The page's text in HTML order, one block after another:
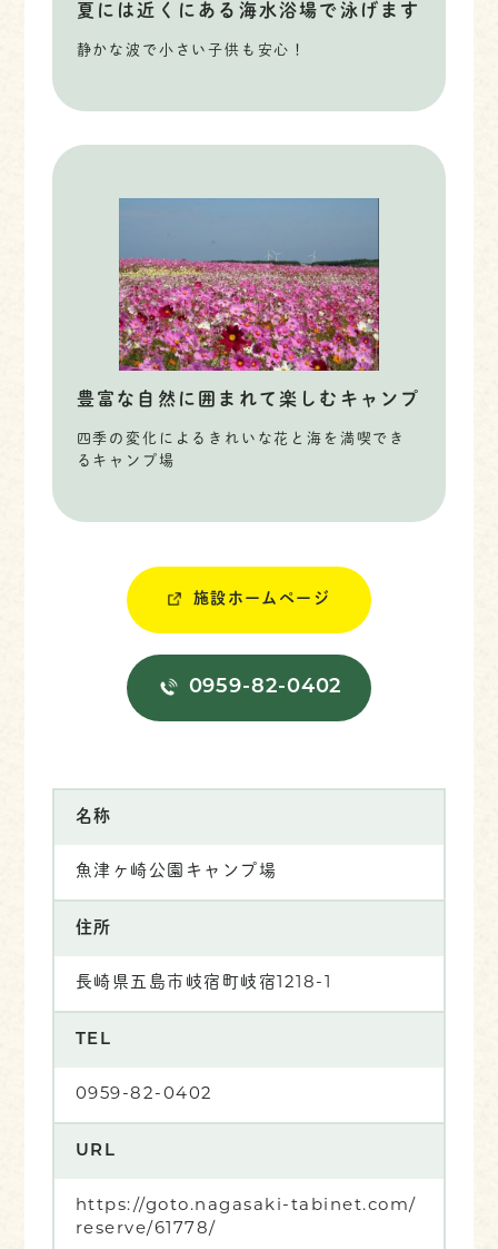
夏には近くにある海水浴場で泳げます
静かな波で小さい子供も安心！
豊富な自然に囲まれて楽しむキャンプ
四季の変化によるきれいな花と海を満喫でき
るキャンプ場
施設ホームページ
0959-82-0402
名称
魚津ヶ崎公園キャンプ場
住所
長崎県五島市岐宿町岐宿1218-1
TEL
0959-82-0402
URL
https://goto.nagasaki-tabinet.com/
reserve/61778/